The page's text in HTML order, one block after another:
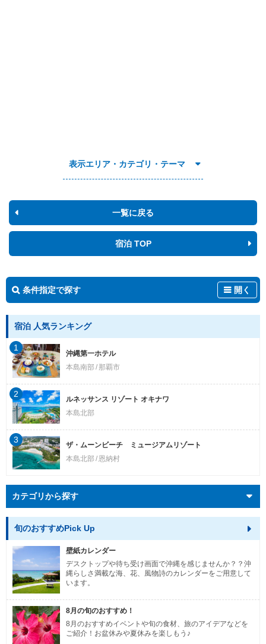
表示エリア・カテゴリ・テーマ
一覧に戻る
宿泊 TOP
条件指定で探す 開く
宿泊 人気ランキング
沖縄第一ホテル
本島南部
那覇市
1
ルネッサンス リゾート オキナワ
本島北部
2
ザ・ムーンビーチ ミュージアムリゾート
本島北部 恩納村
3
カテゴリから探す
旬のおすすめPick Up
壁紙カレンダー
デスクトップや待ち受け画面で沖縄を感じませんか？？沖
縄らしさ満載な海、花、風物詩のカレンダーをご用意して
います。
8月の旬のおすすめ！
8月のおすすめイベントや旬の食材、旅のアイデアなどを
ご紹介！お盆休みや夏休みを楽しもう♪